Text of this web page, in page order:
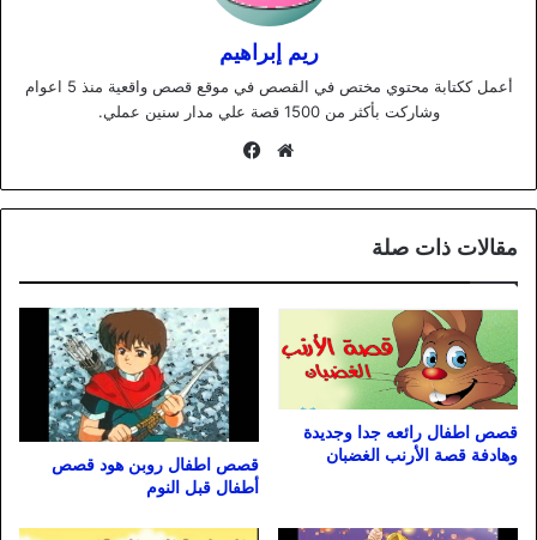
ريم إبراهيم
أعمل ككتابة محتوي مختص في القصص في موقع قصص واقعية منذ 5 اعوام
وشاركت بأكثر من 1500 قصة علي مدار سنين عملي.
موقع
مقالات ذات صلة
قصص اطفال رائعه جدا وجديدة
وهادفة قصة الأرنب الغضبان
قصص اطفال روبن هود قصص
أطفال قبل النوم